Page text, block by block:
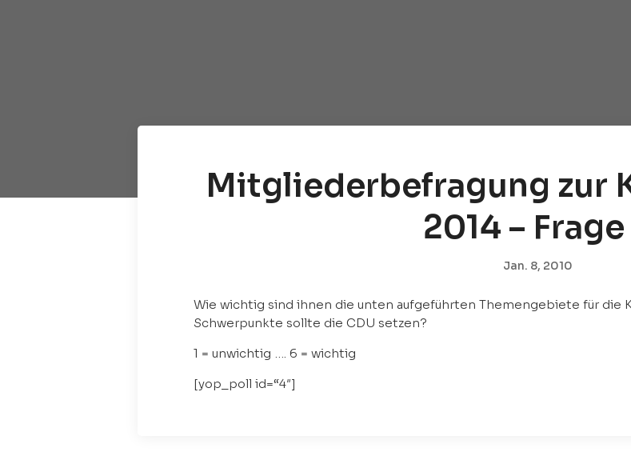
Mitgliederbefragung zur
2014 – Frage
Jan. 8, 2010
Wie wichtig sind ihnen die unten aufgeführten Themengebiete für die
Schwerpunkte sollte die CDU setzen?
1 = unwichtig …. 6 = wichtig
[yop_poll id=“4″]